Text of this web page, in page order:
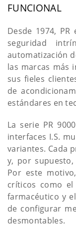
FUNCIONAL
Desde 1974,
seguridad
automatización
las marcas más
sus fieles
de
estándares en
La serie PR
interfaces I.S.
variantes. Cada
y, por
Por este
críticos como
farmacéutico y
de configurar
desmontables.